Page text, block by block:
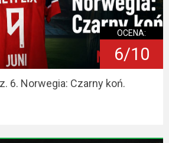
OCENA:
6/10
6. Norwegia: Czarny koń.